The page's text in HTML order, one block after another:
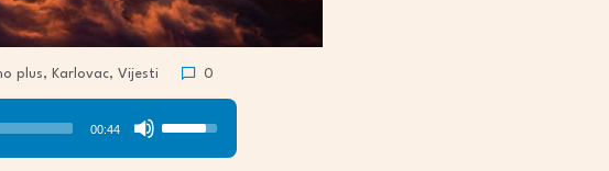
plus, Karlovac, Vijesti 0
00:44
Use
Up/Down